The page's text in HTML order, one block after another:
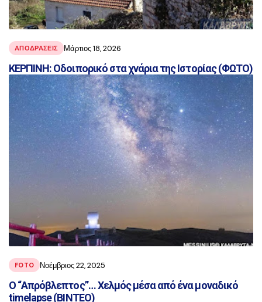
ΑΠΟΔΡΑΣΕΙΣ Μάρτιος 18, 2026
ΚΕΡΠΙΝΗ: Οδοιπορικό στα χνάρια της Ιστορίας (ΦΩΤΟ)
FOTO Νοέμβριος 22, 2025
O “Απρόβλεπτος”… Χελμός μέσα από ένα μοναδικό
timelapse (ΒΙΝΤΕΟ)